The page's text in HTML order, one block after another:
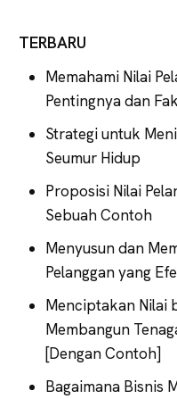
TERBARU
Memahami Nilai
Pentingnya dan
Strategi untuk
Seumur Hidup
Proposisi Nilai
Sebuah Contoh
Menyusun dan
Pelanggan yang
Menciptakan Nilai
Membangun
[Dengan Contoh]
Bagaimana Bisnis